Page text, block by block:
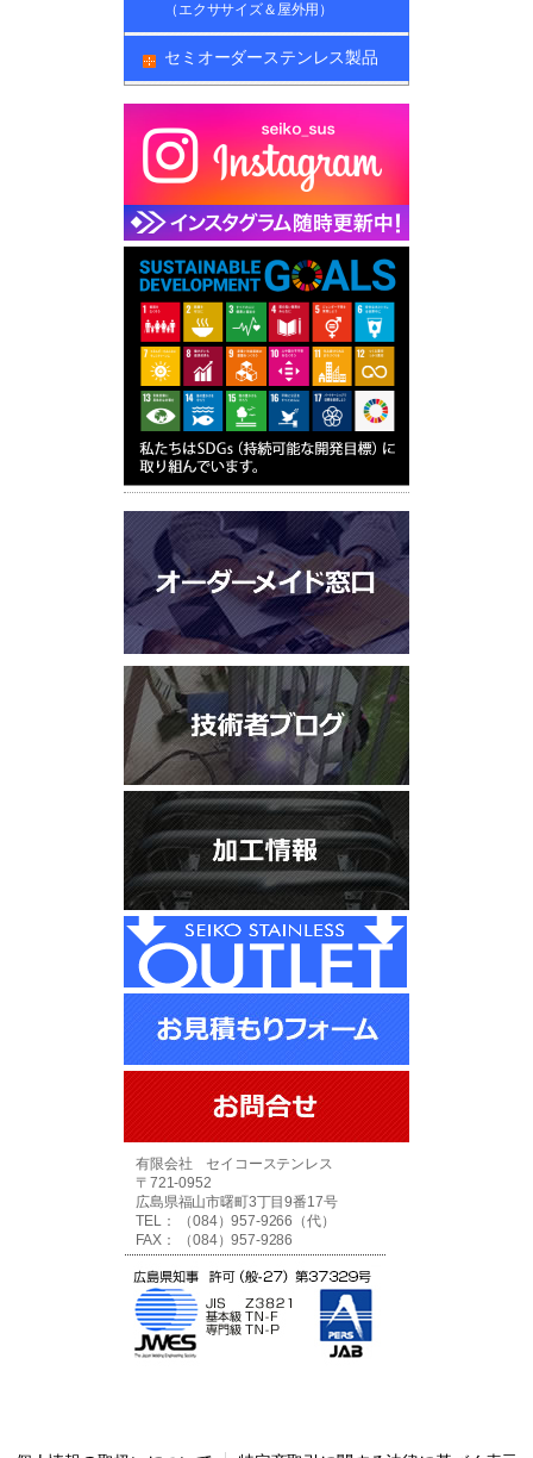
（エクササイズ＆屋外用）
セミオーダーステンレス製品
有限会社 セイコーステンレス
〒721-0952
広島県福山市曙町3丁目9番17号
TEL： （084）957-9266（代）
FAX： （084）957-9286